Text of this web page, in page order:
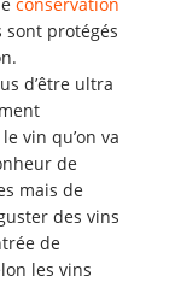
sont protégés
d’être ultra
vin qu’on va
de
mais de
des vins
de
les vins